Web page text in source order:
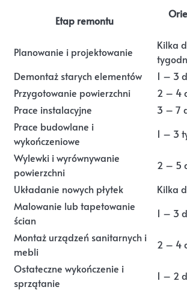
Etap remontu
Planowanie i projektowanie
Kilka
Demontaż starych elementów
1 – 3
Przygotowanie powierzchni
2 – 4
Prace instalacyjne
3 – 7
Prace budowlane i
wykończeniowe
1 – 3
Wylewki i wyrównywanie
powierzchni
2 – 5
Układanie nowych płytek
Kilka
Malowanie lub tapetowanie
ścian
1 – 3
Montaż urządzeń sanitarnych i
mebli
2 – 4
Ostateczne wykończenie i
sprzątanie
1 – 2